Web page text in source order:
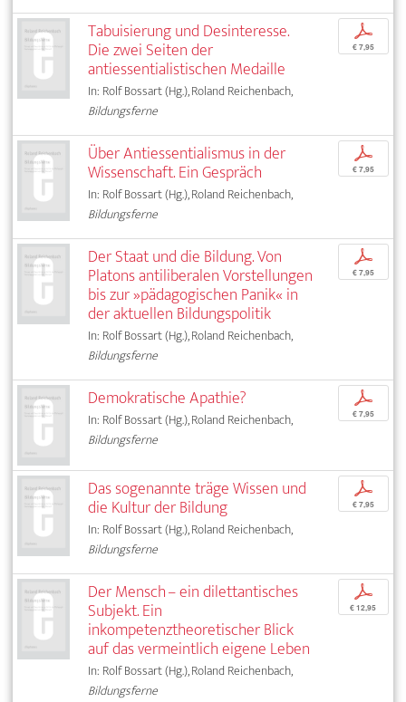
Tabuisierung und Desinteresse.
Die zwei Seiten der
antiessentialistischen Medaille
In: Rolf Bossart (Hg.), Roland Reichenbach,
Bildungsferne
p
€ 7,95
Über Antiessentialismus in der
Wissenschaft. Ein Gespräch
In: Rolf Bossart (Hg.), Roland Reichenbach,
Bildungsferne
p
€ 7,95
Der Staat und die Bildung. Von
Platons antiliberalen Vorstellungen
bis zur »pädagogischen Panik« in
der aktuellen Bildungspolitik
In: Rolf Bossart (Hg.), Roland Reichenbach,
Bildungsferne
p
€ 7,95
Demokratische Apathie?
In: Rolf Bossart (Hg.), Roland Reichenbach,
Bildungsferne
p
€ 7,95
Das sogenannte träge Wissen und
die Kultur der Bildung
In: Rolf Bossart (Hg.), Roland Reichenbach,
Bildungsferne
p
€ 7,95
Der Mensch – ein dilettantisches
Subjekt. Ein
inkompetenztheoretischer Blick
auf das vermeintlich eigene Leben
In: Rolf Bossart (Hg.), Roland Reichenbach,
Bildungsferne
p
€ 12,95